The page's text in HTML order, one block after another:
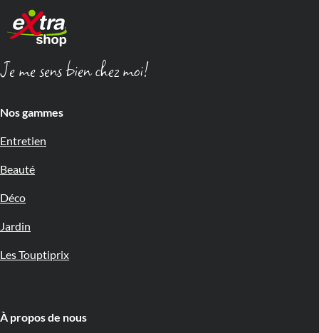
Je me sens bien chez moi!
Nos gammes
Entretien
Beauté
Déco
Jardin
Les Touptiprix
À propos de nous 🇧🇪